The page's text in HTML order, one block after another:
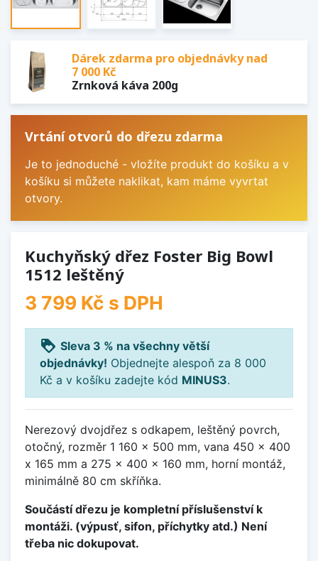
Dárek zdarma pro objednávky nad
7 000 Kč
Zrnková káva 200g
Vrtání otvorů do dřezu zdarma
Je to jednoduché - vložíte produkt do košíku a v
košíku si můžete naklikat, kam máme vyvrtat
otvory.
Kuchyňský dřez Foster Big Bowl
1512 leštěný
3 799 Kč s DPH
loyalty Sleva 3 % na všechny větší
objednávky! Objednejte alespoň za 8 000
Kč a v košíku zadejte kód MINUS3.
Nerezový dvojdřez s odkapem, leštěný povrch,
otočný, rozměr 1 160 x 500 mm, vana 450 x 400
x 165 mm a 275 x 400 x 160 mm, horní montáž,
minimálně 80 cm skříňka.
Součástí dřezu je kompletní příslušenství k
montáži. (výpusť, sifon, příchytky atd.) Není
třeba nic dokupovat.